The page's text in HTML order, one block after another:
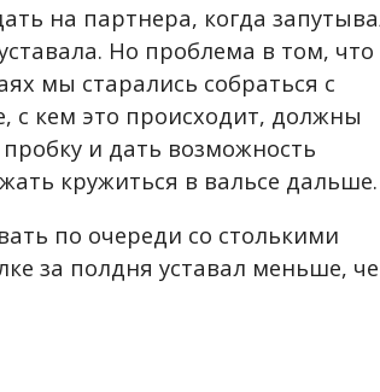
на партнера, когда
Но проблема в том, что
мы старались собраться с
с кем это происходит, должны
и дать возможность
кружиться в вальсе дальше.
по очереди со столькими
за полдня уставал меньше,